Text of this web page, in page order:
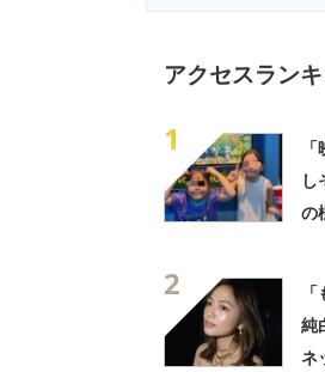
アクセスラン
1
し
の
2
純
ネ